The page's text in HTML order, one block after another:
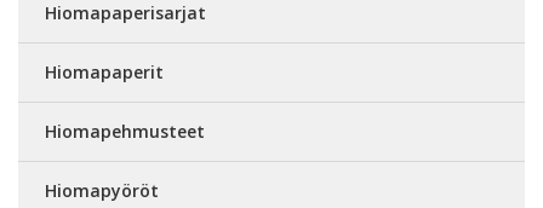
Hiomapaperisarjat
Hiomapaperit
Hiomapehmusteet
Hiomapyöröt